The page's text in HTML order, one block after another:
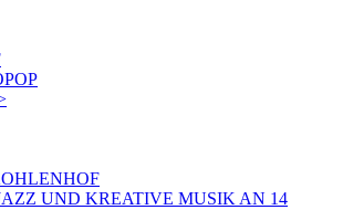
UND KREATIVE MUSIK AN 14